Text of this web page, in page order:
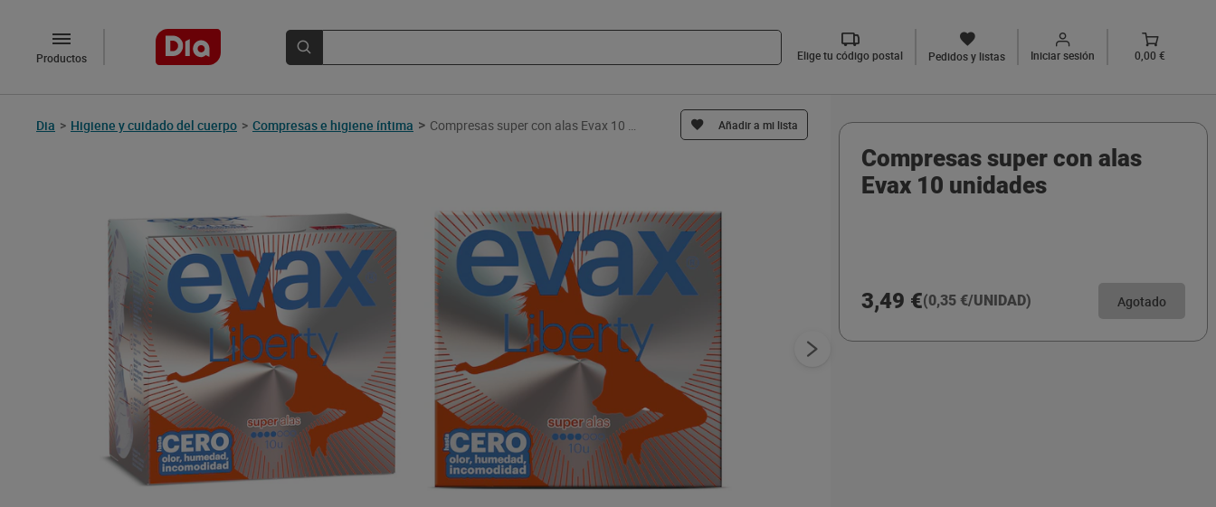
Productos Elige tu código postal Pedidos y listas Iniciar sesión 0,00 €
Dia > Higiene y cuidado del cuerpo > Compresas e higiene íntima > Añadir a mi lista
Compresas super con alas
Evax 10 unidades
3,49 €(0,35 €/UNIDAD) Agotado